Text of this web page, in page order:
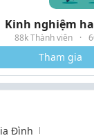
Kinh nghiệm
88k Thành viên ·
Tham gia
Đình